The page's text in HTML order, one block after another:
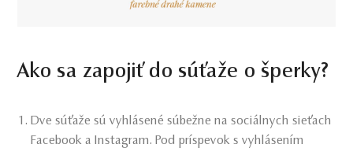
Ako sa zapojiť do súťaže o šperky?
Dve súťaže sú vyhlásené súbežne na sociálnych sieťach
Facebook a Instagram. Pod príspevok s vyhlásením